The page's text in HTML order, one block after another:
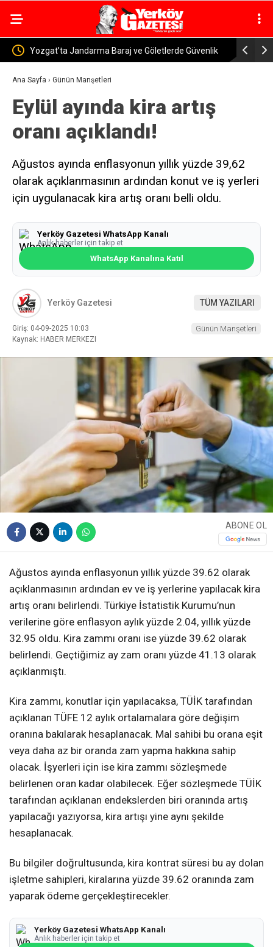
Güvenlik Yerköy-Kayseri YHT’de Kritik Eşik Aşıldı! Bakan
Uraloğlu: İşin Yarısını Tamamladık
Ana Sayfa › Günün Manşetleri
Eylül ayında kira artış
oranı açıklandı!
Ağustos ayında enflasyonun yıllık yüzde 39,62
olarak açıklanmasının ardından konut ve iş yerleri
için uygulanacak kira artış oranı belli oldu.
Yerköy Gazetesi WhatsApp Kanalı
Anlık haberler için takip et
WhatsApp Kanalına Katıl
Yerköy Gazetesi TÜM YAZILARI
Giriş: 04-09-2025 10:03
Kaynak: HABER MERKEZI
Günün Manşetleri
ABONE OL
Ağustos ayında enflasyonun yıllık yüzde 39.62 olarak
açıklanmasının ardından ev ve iş yerlerine yapılacak kira
artış oranı belirlendi. Türkiye İstatistik Kurumu’nun
verilerine göre enflasyon aylık yüzde 2.04, yıllık yüzde
32.95 oldu. Kira zammı oranı ise yüzde 39.62 olarak
belirlendi. Geçtiğimiz ay zam oranı yüzde 41.13 olarak
açıklanmıştı.
Kira zammı, konutlar için yapılacaksa, TÜİK tarafından
açıklanan TÜFE 12 aylık ortalamalara göre değişim
oranına bakılarak hesaplanacak. Mal sahibi bu orana eşit
veya daha az bir oranda zam yapma hakkına sahip
olacak. İşyerleri için ise kira zammı sözleşmede
belirlenen oran kadar olabilecek. Eğer sözleşmede TÜİK
tarafından açıklanan endekslerden biri oranında artış
yapılacağı yazıyorsa, kira artışı yine aynı şekilde
hesaplanacak.
Bu bilgiler doğrultusunda, kira kontrat süresi bu ay dolan
işletme sahipleri, kiralarına yüzde 39.62 oranında zam
yaparak ödeme gerçekleştirecekler.
Yerköy Gazetesi WhatsApp Kanalı
Anlık haberler için takip et